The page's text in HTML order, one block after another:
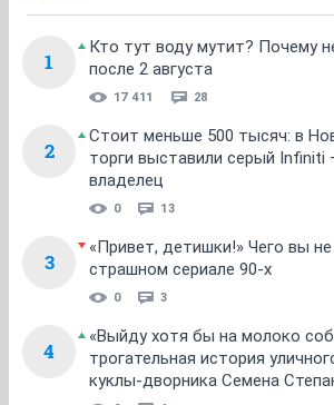
1
Кто тут воду мутит? Почему
после 2 августа
17 411 28
2
Стоит меньше 500 тысяч: в
торги выставили серый Infiniti
владелец
0 13
3
«Привет, детишки!» Чего вы
страшном сериале 90-х
0 3
4
«Выйду хотя бы на молоко
трогательная история
куклы-дворника Семена